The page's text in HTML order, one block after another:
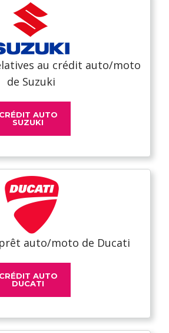
au crédit auto/moto
de Suzuki
CRÉDIT AUTO
SUZUKI
auto/moto de Ducati
CRÉDIT AUTO
DUCATI